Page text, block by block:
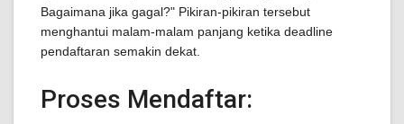
Bagaimana jika gagal?" Pikiran-pikiran tersebut
menghantui malam-malam panjang ketika deadline
pendaftaran semakin dekat.
Proses Mendaftar: